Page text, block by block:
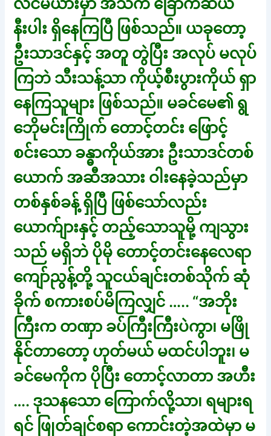
လင်မယားမှာ အသက် ခြောက်ဆယ်
နီးပါး ရှိနေကြပြီ ဖြစ်သည်။ ယခုတော့
ဦးသာဒင်နှင့် အတူ တွဲပြီး အလုပ် မလုပ်
ကြဘဲ သီးသန့်သာ ကိုယ့်စီးပွားကိုယ် ရှာ
နေကြသူများ ဖြစ်သည်။ မခင်မေ၏ ရွ
ဘေိုမင်းကြိုက် တောင့်တင်း ဖြောင့်
စင်းသော ခန္ဓာကိုယ်အား ဦးသာဒင်တစ်
ယောက် အဆီအသား ဝါးနေခဲ့သည်မှာ
တစ်နှစ်ခန့် ရှိပြီ ဖြစ်သော်လည်း
ယောက်ျားနှင့် တည့်သောသူမို့ ကျသွား
သည် မရှိဘဲ ပိုမို တောင့်တင်းနေလေရာ
ကျော်ညွန့်တို့ သူငယ်ချင်းတစ်သိုက် ဆုံ
ခိုက် စကားစပ်မိကြလျှင် ….. “အဘိုး
ကြီးက တဏှာ ခပ်ကြီးကြီးပဲကွာ၊ မဖြို
နိုင်တာတော့ ဟုတ်မယ် မထင်ပါဘူး၊ မ
ခင်မေကိုက ပိုပြီး တောင့်လာတာ အဟီး
…. ဒုသနသော ကြောက်လို့သာ၊ ရများရ
ရင် ဖြုတ်ချင်စရာ ကောင်းတဲ့အထဲမှာ မ